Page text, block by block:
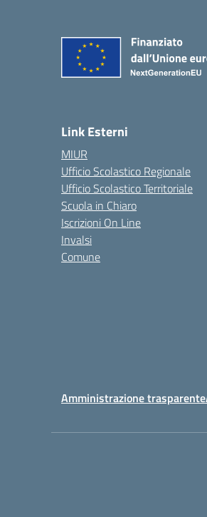
Link Esterni
MIUR
Ufficio Scolastico Regionale
Ufficio Scolastico Territoriale
Scuola in Chiaro
Iscrizioni On Line
Invalsi
Comune
Amministrazione trasparente